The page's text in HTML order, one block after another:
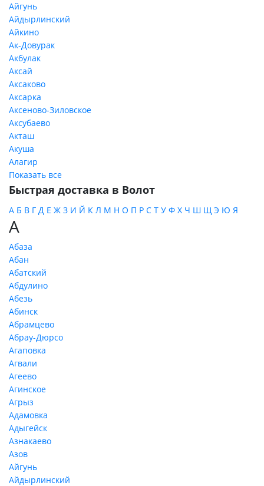
Айгунь
Айдырлинский
Айкино
Ак-Довурак
Акбулак
Аксай
Аксаково
Аксарка
Аксеново-Зиловское
Аксубаево
Акташ
Акуша
Алагир
Показать все
Быстрая доставка в Волот
А Б В Г Д Е Ж З И Й К Л М Н О П Р С Т У Ф Х Ч Ш Щ Э Ю Я
А
Абаза
Абан
Абатский
Абдулино
Абезь
Абинск
Абрамцево
Абрау-Дюрсо
Агаповка
Агвали
Агеево
Агинское
Агрыз
Адамовка
Адыгейск
Азнакаево
Азов
Айгунь
Айдырлинский